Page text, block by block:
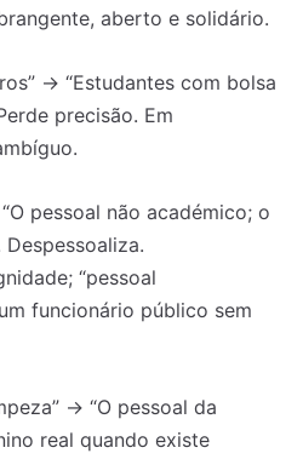
aberto e solidário.
→ “Estudantes com bolsa
precisão. Em
pessoal não académico; o
“pessoal
funcionário público sem
→ “O pessoal da
real quando existe